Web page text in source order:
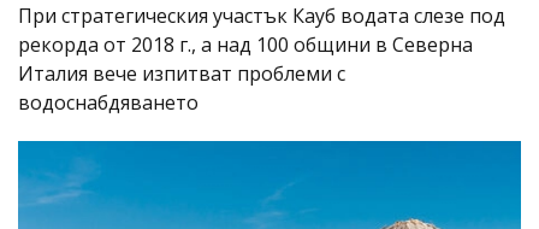
При стратегическия участък Кауб водата слезе под
рекорда от 2018 г., а над 100 общини в Северна
Италия вече изпитват проблеми с
водоснабдяването